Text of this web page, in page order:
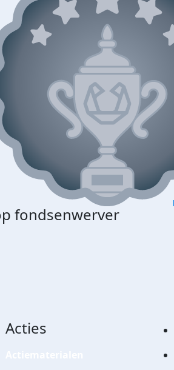
fondsenwerver
Acties